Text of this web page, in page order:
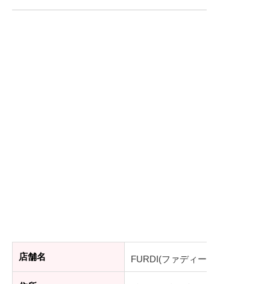
店舗名 FURDI(ファディー) 名古屋本郷店